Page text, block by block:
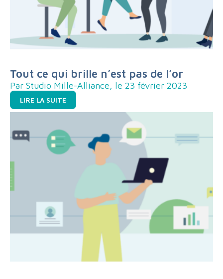
Tout ce qui brille n’est pas de l’or
Par Studio Mille-Alliance, le 23 février 2023
LIRE LA SUITE